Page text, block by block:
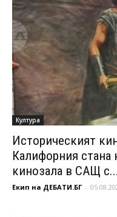
Култура
Историческият
Калифорния стана
кинозала в САЩ с...
Екип на ДЕБАТИ.БГ -